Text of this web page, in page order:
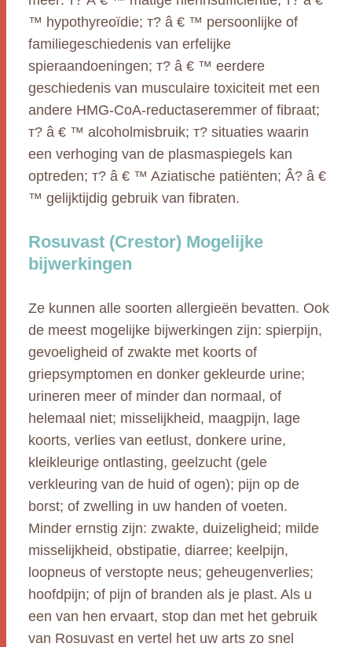
™ hypothyreoïdie; т? â € ™ persoonlijke of
familiegeschiedenis van erfelijke
spieraandoeningen; т? â € ™ eerdere
geschiedenis van musculaire toxiciteit met een
andere HMG-CoA-reductaseremmer of fibraat;
т? â € ™ alcoholmisbruik; т? situaties waarin
een verhoging van de plasmaspiegels kan
optreden; т? â € ™ Aziatische patiënten; Â? â €
™ gelijktijdig gebruik van fibraten.
Rosuvast (Crestor) Mogelijke
bijwerkingen
Ze kunnen alle soorten allergieën bevatten. Ook
de meest mogelijke bijwerkingen zijn: spierpijn,
gevoeligheid of zwakte met koorts of
griepsymptomen en donker gekleurde urine;
urineren meer of minder dan normaal, of
helemaal niet; misselijkheid, maagpijn, lage
koorts, verlies van eetlust, donkere urine,
kleikleurige ontlasting, geelzucht (gele
verkleuring van de huid of ogen); pijn op de
borst; of zwelling in uw handen of voeten.
Minder ernstig zijn: zwakte, duizeligheid; milde
misselijkheid, obstipatie, diarree; keelpijn,
loopneus of verstopte neus; geheugenverlies;
hoofdpijn; of pijn of branden als je plast. Als u
een van hen ervaart, stop dan met het gebruik
van Rosuvast en vertel het uw arts zo snel